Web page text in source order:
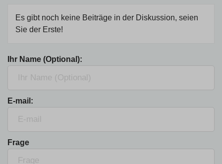
Es gibt noch keine Beiträge in der Diskussion, seien
Sie der Erste!
Ihr Name (Optional):
E-mail:
Frage